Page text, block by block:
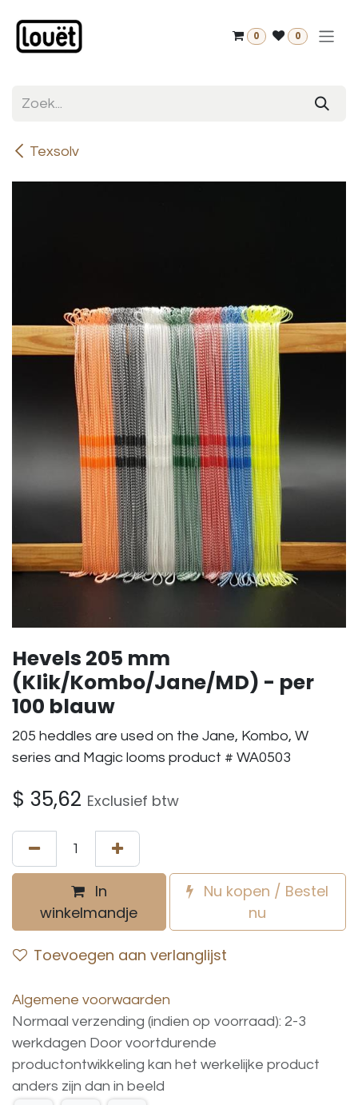
0 0
Texsolv
Hevels 205 mm
(Klik/Kombo/Jane/MD) - per
100 blauw
205 heddles are used on the Jane, Kombo, W
series and Magic looms product # WA0503
$ 35,62 Exclusief btw
In
winkelmandje
Nu kopen / Bestel
nu
Toevoegen aan verlanglijst
Algemene voorwaarden
Normaal verzending (indien op voorraad): 2-3
werkdagen Door voortdurende
productontwikkeling kan het werkelijke product
anders zijn dan in beeld